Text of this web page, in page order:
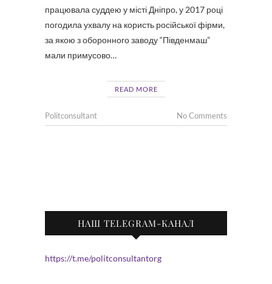
працювала суддею у місті Дніпро, у 2017 році
погодила ухвалу на користь російської фірми,
за якою з оборонного заводу “Південмаш”
мали примусово…
READ MORE
Politconsultant No Comments
НАШ TELEGRAM-КАНАЛ
https://t.me/politconsultantorg